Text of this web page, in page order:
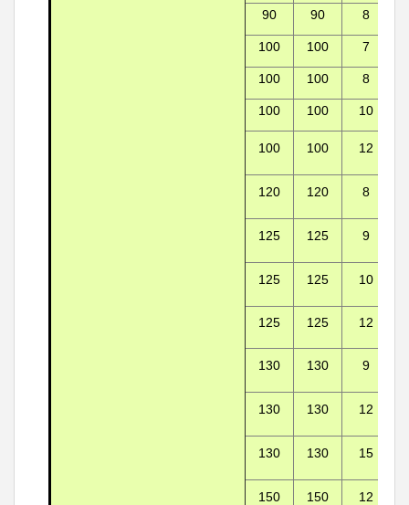
90 90 8
100 100 7
100 100 8
100 100 10
100 100 12
120 120 8
125 125 9
125 125 10
125 125 12
130 130 9
130 130 12
130 130 15
150 150 12